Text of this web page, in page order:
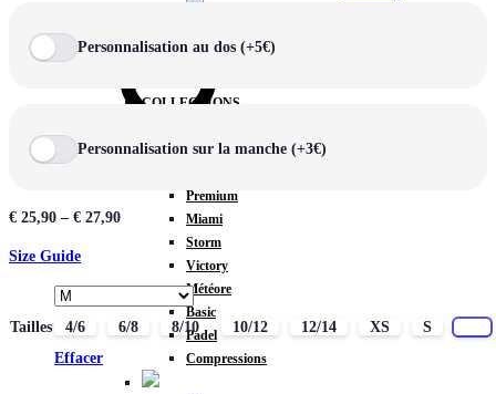
COLLECTIONS
Rex
Premium
Miami
Storm
Victory
Météore
Basic
Padel
Compressions
Personnalisation au dos (+5€)
Personnalisation sur la manche (+3€)
€ 25,90 – € 27,90
Size Guide
Tailles 4/6 6/8 8/10 10/12 12/14 XS S
Effacer